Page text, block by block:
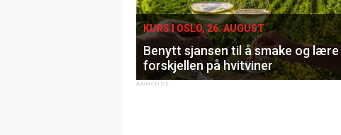
KURS I OSLO, 26. AUGUST
Benytt sjansen til å smake og lære
forskjellen på hvitviner